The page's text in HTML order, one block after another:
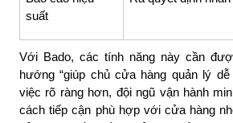
suất
Với Bado, các tính năng này cần
hướng “giúp chủ cửa hàng quản lý
việc rõ ràng hơn, đội ngũ vận hành
cách tiếp cận phù hợp với cửa hàng